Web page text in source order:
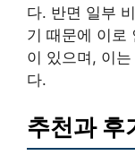
다. 반면 일부
기 때문에 이로
이 있으며, 이
다.
추천과 후